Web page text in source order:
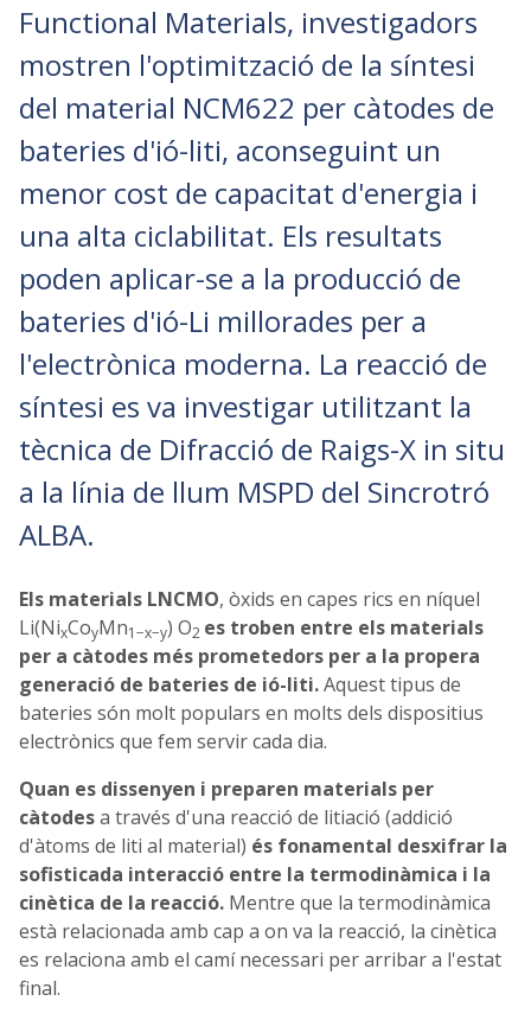
Functional Materials, investigadors
mostren l'optimització de la síntesi
del material NCM622 per càtodes de
bateries d'ió-liti, aconseguint un
menor cost de capacitat d'energia i
una alta ciclabilitat. Els resultats
poden aplicar-se a la producció de
bateries d'ió-Li millorades per a
l'electrònica moderna. La reacció de
síntesi es va investigar utilitzant la
tècnica de Difracció de Raigs-X in situ
a la línia de llum MSPD del Sincrotró
ALBA.
Els materials LNCMO, òxids en capes rics en níquel
Li(NixCoyMn1−x−y) O2 es troben entre els materials
per a càtodes més prometedors per a la propera
generació de bateries de ió-liti.Aquest tipus de
bateries són molt populars en molts dels dispositius
electrònics que fem servir cada dia.
Quan es dissenyen i preparen materials per
càtodesa través d'una reacció de litiació (addició
d'àtoms de liti al material) és fonamental desxifrar la
sofisticada interacció entre la termodinàmica i la
cinètica de la reacció. Mentre que la termodinàmica
està relacionada amb cap a on va la reacció, la cinètica
es relaciona amb el camí necessari per arribar a l'estat
final.